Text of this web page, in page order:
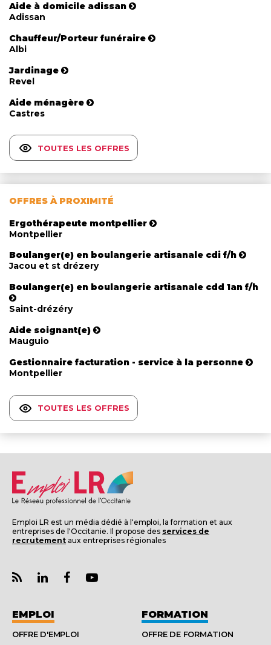
Aide à domicile adissan
Adissan
Chauffeur/Porteur funéraire
Albi
Jardinage
Revel
Aide ménagère
Castres
TOUTES LES OFFRES
OFFRES À PROXIMITÉ
Ergothérapeute montpellier
Montpellier
Boulanger(e) en boulangerie artisanale cdi f/h
Jacou et st drézery
Boulanger(e) en boulangerie artisanale cdd 1an f/h
Saint-drézéry
Aide soignant(e)
Mauguio
Gestionnaire facturation - service à la personne
Montpellier
TOUTES LES OFFRES
Emploi LR est un média dédié à l'emploi, la formation et aux
entreprises de l'Occitanie. Il propose des services de
recrutement aux entreprises régionales
EMPLOI
OFFRE D'EMPLOI
FORMATION
OFFRE DE FORMATION